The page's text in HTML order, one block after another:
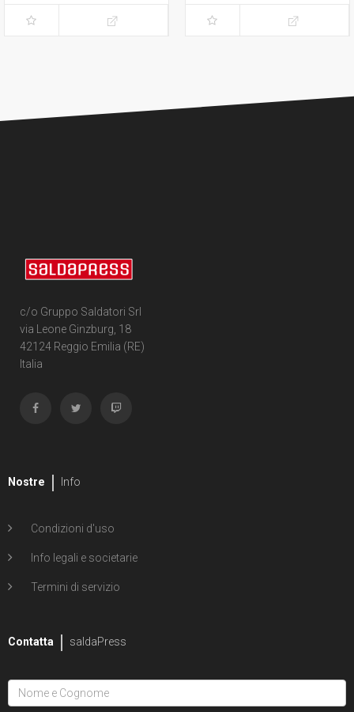
c/o Gruppo Saldatori Srl
via Leone Ginzburg, 18
42124 Reggio Emilia (RE)
Italia
Nostre Info
Condizioni d'uso
Info legali e societarie
Termini di servizio
Contatta saldaPress